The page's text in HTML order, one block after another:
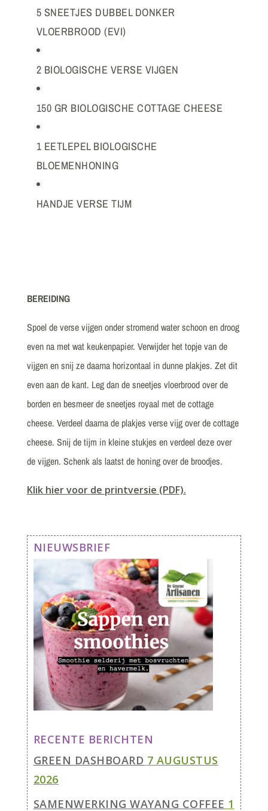
5 SNEETJES DUBBEL DONKER
VLOERBROOD (EVI)
2 BIOLOGISCHE VERSE VIJGEN
150 GR BIOLOGISCHE COTTAGE CHEESE
1 EETLEPEL BIOLOGISCHE
BLOEMENHONING
HANDJE VERSE TIJM
BEREIDING
Spoel de verse vijgen onder stromend water schoon en droog
even na met wat keukenpapier. Verwijder het topje van de
vijgen en snij ze daarna horizontaal in dunne plakjes. Zet dit
even aan de kant. Leg dan de sneetjes vloerbrood over de
borden en besmeer de sneetjes royaal met de cottage
cheese. Verdeel daarna de plakjes verse vijg over de cottage
cheese. Snij de tijm in kleine stukjes en verdeel deze over
de vijgen. Schenk als laatst de honing over de broodjes.
Klik hier voor de printversie (PDF).
NIEUWSBRIEF
RECENTE BERICHTEN
GREEN DASHBOARD 7 AUGUSTUS
2026
SAMENWERKING WAYANG COFFEE 1